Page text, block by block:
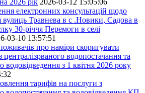
електронних консультацій щодо
вулиць Травнева в с .Новики, Садова в
30-річчя Перемоги в селі
03-10 13:57:51
про наміри скоригувати
централізрваного водопостачання та
водовідведення з 1 квітня 2026 року
тарифів на послуги з